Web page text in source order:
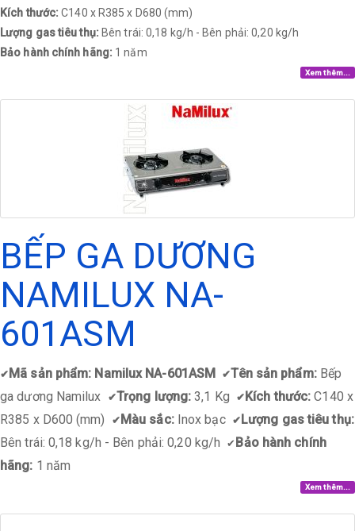
Kích thước:C140 x R385 x D680 (mm)
Lượng gas tiêu thụ: Bên trái: 0,18 kg/h - Bên phải: 0,20 kg/h
Bảo hành chính hãng: 1 năm
Xem thêm...
BẾP GA DƯƠNG
NAMILUX NA-
601ASM
✔Mã sản phẩm: Namilux NA-601ASM ✔Tên sản phẩm: Bếp
ga dương Namilux
✔Trọng lượng: 3,1 Kg ✔Kích thước: C140 x
R385 x D600 (mm)
✔Màu sắc:Inox bạc ✔Lượng gas tiêu thụ:
Bên trái: 0,18 kg/h - Bên phải: 0,20 kg/h
✔ Bảo hành chính
hãng: 1 năm
Xem thêm...